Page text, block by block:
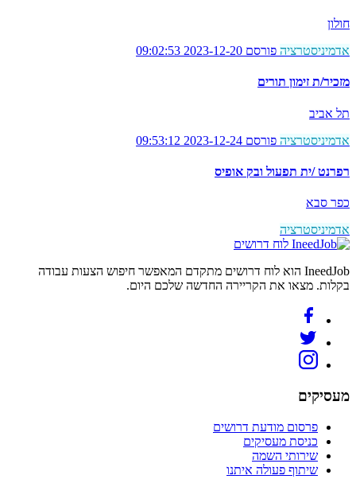
חולון
אדמיניסטרציה פורסם 2023-12-20 09:02:53
מזכיר/ת זימון תורים
תל אביב
אדמיניסטרציה פורסם 2023-12-24 09:53:12
רפרנט /ית תפעול ובק אופיס
כפר סבא
אדמיניסטרציה
לוח דרושים
IneedJob הוא לוח דרושים מתקדם המאפשר חיפוש הצעות עבודה
בקלות. מצאו את הקריירה החדשה שלכם היום.
מעסיקים
פרסום מודעת דרושים
כניסת מעסיקים
שירותי השמה
שיתוף פעולה איתנו